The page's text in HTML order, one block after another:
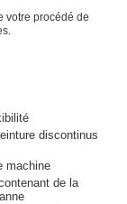
votre procédé de
discontinus
machine
de la